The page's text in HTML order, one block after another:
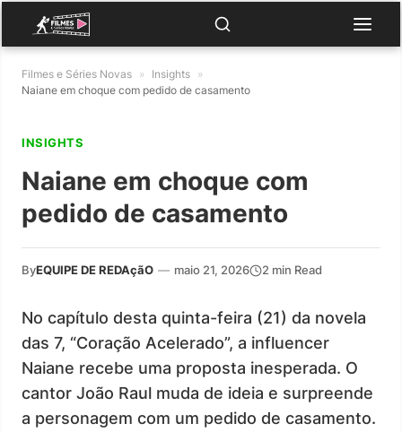
Filmes e Séries Novas » Insights »
Naiane em choque com pedido de casamento
INSIGHTS
Naiane em choque com
pedido de casamento
ByEQUIPE DE REDAçãO — maio 21, 2026 2 min Read
No capítulo desta quinta-feira (21) da novela
das 7, “Coração Acelerado”, a influencer
Naiane recebe uma proposta inesperada. O
cantor João Raul muda de ideia e surpreende
a personagem com um pedido de casamento.